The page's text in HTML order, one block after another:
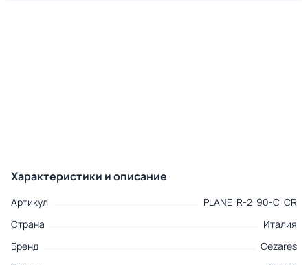
Характеристики и описание
Артикул
PLANE-R-2-90-C-CR
Страна
Италия
Бренд
Cezares